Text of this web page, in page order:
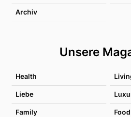
Archiv
Unsere
Health
Liebe
Family Food